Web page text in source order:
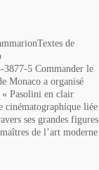
de
5 Commander le
Monaco a organisé
« Pasolini en clair
cinématographique liée
ses grandes figures
de l’art moderne